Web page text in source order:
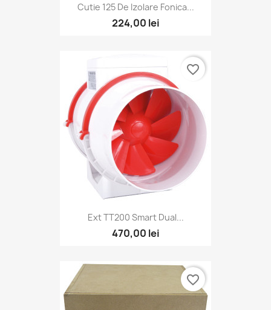
Cutie 125 De Izolare Fonica...
224,00 lei
Ext TT200 Smart Dual...
470,00 lei
favorite_border
favorite_border